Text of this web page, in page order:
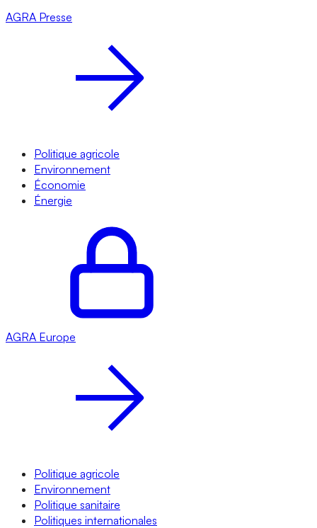
AGRA Presse
Politique agricole
Environnement
Économie
Énergie
AGRA Europe
Politique agricole
Environnement
Politique sanitaire
Politiques internationales